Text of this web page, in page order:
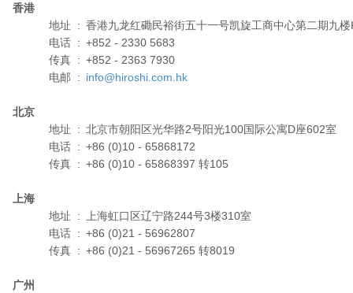
香港
地址
: 香港九龙红磡民裕街五十一号凯旋工商中心第二期九楼
电话 : +852 - 2330 5683
传真 : +852 - 2363 7930
电邮 : info@hiroshi.com.hk
北京
地址
: 北京市朝阳区光华路2号阳光100国际公寓D座602室
电话 : +86 (0)10 - 65868172
传真 : +86 (0)10 - 65868397 转105
上海
地址
:
上海虹口区辽宁路244号3楼310室
电话 : +86 (0)21 - 56962807
传真 : +86 (0)21 - 56967265 转8019
广州